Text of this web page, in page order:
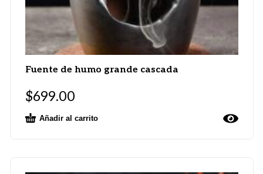
Fuente de humo grande cascada
$699.00
Añadir al carrito